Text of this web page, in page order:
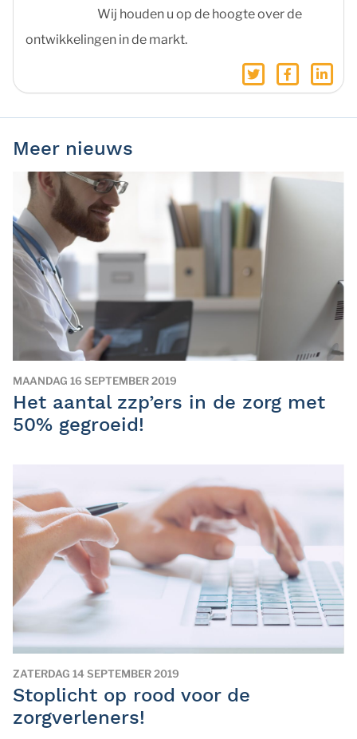
Wij houden u op de hoogte over de
ontwikkelingen in de markt.
Meer nieuws
MAANDAG 16 SEPTEMBER 2019
Het aantal zzp’ers in de zorg met
50% gegroeid!
ZATERDAG 14 SEPTEMBER 2019
Stoplicht op rood voor de
zorgverleners!